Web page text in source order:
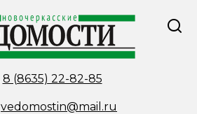
8 (8635) 22-82-85
vedomostin@mail.ru